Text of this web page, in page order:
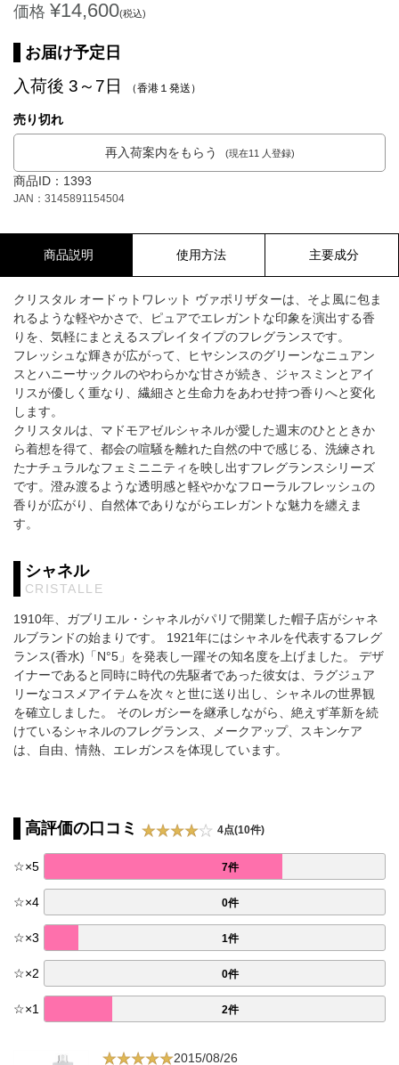
価格 ¥14,600(税込)
お届け予定日
入荷後 3～7日 （香港１発送）
売り切れ
再入荷案内をもらう (現在11 人登録)
商品ID：1393
JAN：3145891154504
商品説明 使用方法 主要成分
クリスタル オードゥトワレット ヴァポリザターは、そよ風に包ま
れるような軽やかさで、ピュアでエレガントな印象を演出する香
りを、気軽にまとえるスプレイタイプのフレグランスです。
フレッシュな輝きが広がって、ヒヤシンスのグリーンなニュアン
スとハニーサックルのやわらかな甘さが続き、ジャスミンとアイ
リスが優しく重なり、繊細さと生命力をあわせ持つ香りへと変化
します。
クリスタルは、マドモアゼルシャネルが愛した週末のひとときか
ら着想を得て、都会の喧騒を離れた自然の中で感じる、洗練され
たナチュラルなフェミニニティを映し出すフレグランスシリーズ
です。澄み渡るような透明感と軽やかなフローラルフレッシュの
香りが広がり、自然体でありながらエレガントな魅力を纏えま
す。
シャネル
CRISTALLE
1910年、ガブリエル・シャネルがパリで開業した帽子店がシャネ
ルブランドの始まりです。 1921年にはシャネルを代表するフレグ
ランス(香水)「N°5」を発表し一躍その知名度を上げました。 デザ
イナーであると同時に時代の先駆者であった彼女は、ラグジュア
リーなコスメアイテムを次々と世に送り出し、シャネルの世界観
を確立しました。 そのレガシーを継承しながら、絶えず革新を続
けているシャネルのフレグランス、メークアップ、スキンケア
は、自由、情熱、エレガンスを体現しています。
高評価の口コミ 4点(10件)
☆×5 7件
☆×4 0件
☆×3 1件
☆×2 0件
☆×1 2件
2015/08/26